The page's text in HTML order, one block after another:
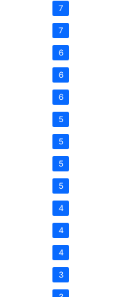
7
7
6
6
6
5
5
5
5
4
4
4
3